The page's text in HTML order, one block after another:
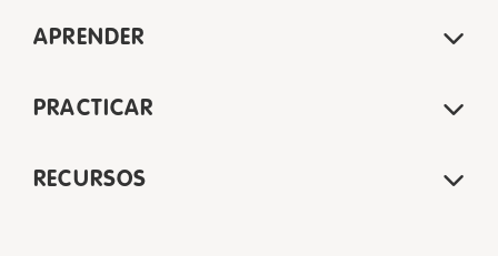
APRENDER
PRACTICAR
RECURSOS